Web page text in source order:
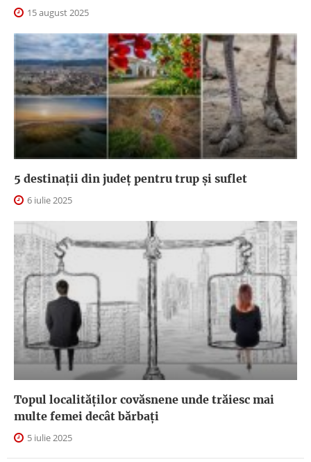
15 august 2025
5 destinații din județ pentru trup și suflet
6 iulie 2025
Topul localităților covăsnene unde trăiesc mai
multe femei decât bărbați
5 iulie 2025